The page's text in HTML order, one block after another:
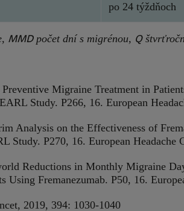
po 24 týždňoch
MMDpočet dní s migrénou, Q
Migraine Treatment in
Study. P266, 16. European
Analysis on the Effectiveness of
Study. P270, 16. European Headache
Reductions in Monthly Migraine
Fremanezumab. P50, 16.
2019, 394: 1030-1040